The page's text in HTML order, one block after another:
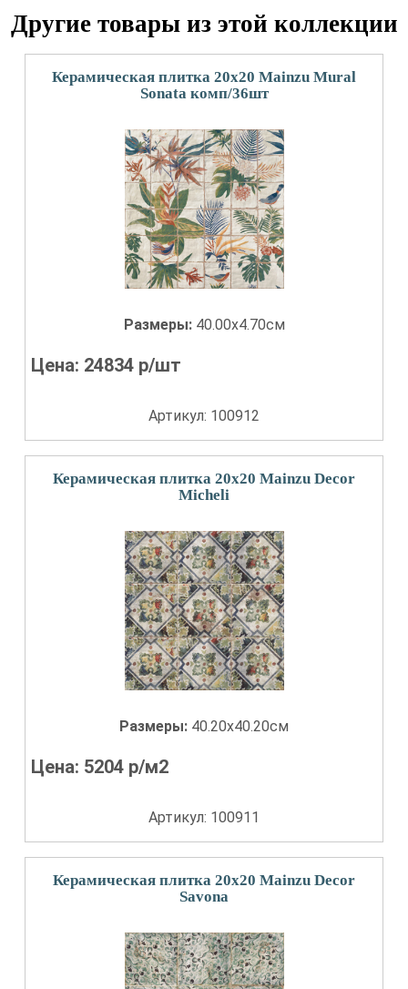
Другие товары из этой коллекции
Керамическая плитка 20x20 Mainzu Mural
Sonata комп/36шт
Размеры: 40.00x4.70см
Цена: 24834 р/шт
Артикул: 100912
Керамическая плитка 20x20 Mainzu Decor
Micheli
Размеры: 40.20x40.20см
Цена: 5204 р/м2
Артикул: 100911
Керамическая плитка 20x20 Mainzu Decor
Savona